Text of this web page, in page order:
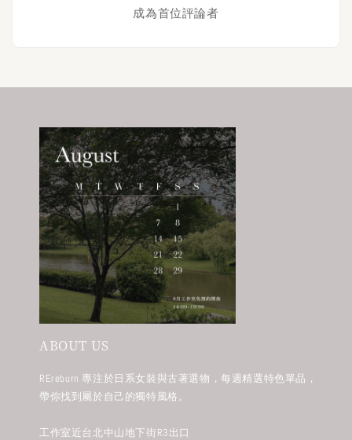
成為首位評論者
ABOUT US
REreburn 專注於日系女裝與古著選物，每週精選特色單品，
帶你找到屬於自己的獨特風格。
工作室近台北中山地下街R3出口